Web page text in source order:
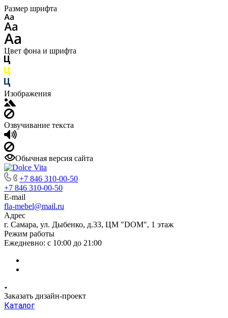
Размер шрифта
Цвет фона и шрифта
Изображения
Озвучивание текста
Обычная версия сайта
+7 846 310-00-50
+7 846 310-00-50
E-mail
fla-mebel@mail.ru
Адрес
г. Самара, ул. Дыбенко, д.33, ЦМ "DOM", 1 этаж
Режим работы
Ежедневно: с 10:00 до 21:00
Заказать дизайн-проект
Каталог